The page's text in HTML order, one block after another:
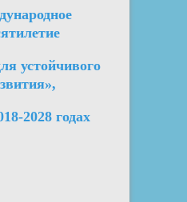
устойчивого
2028 годах